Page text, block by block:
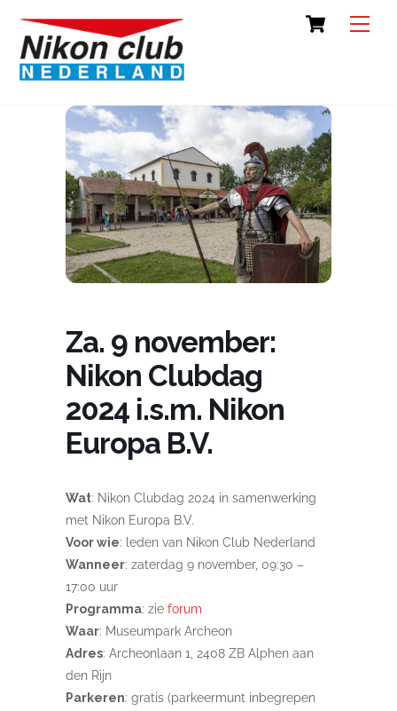
content
Cart
Za. 9 november:
Nikon Clubdag
2024 i.s.m. Nikon
Europa B.V.
Wat: Nikon Clubdag 2024 in samenwerking
met Nikon Europa B.V.
Voor wie: leden van Nikon Club Nederland
Wanneer: zaterdag 9 november, 09:30 –
17:00 uur
Programma: zie forum
Waar: Museumpark Archeon
Adres: Archeonlaan 1, 2408 ZB Alphen aan
den Rijn
Parkeren: gratis (parkeermunt inbegrepen